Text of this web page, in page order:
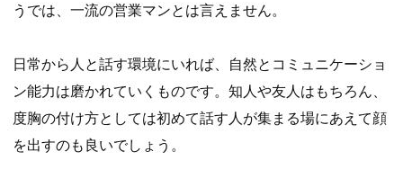
うでは、一流の営業マンとは言えません。
日常から人と話す環境にいれば、自然とコミュニケーショ
ン能力は磨かれていくものです。知人や友人はもちろん、
度胸の付け方としては初めて話す人が集まる場にあえて顔
を出すのも良いでしょう。